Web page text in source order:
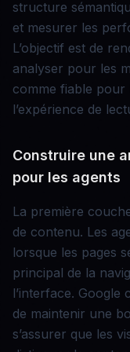
structure
et mesurer les
L’objectif est de
analyser pour les
comme fiable pour
l’expérience de
Construire une
pour les agents
La première
de contenu. Les
lorsque les pages
principal de la
l’interface. Google
de maintenir une
s’assurer que les